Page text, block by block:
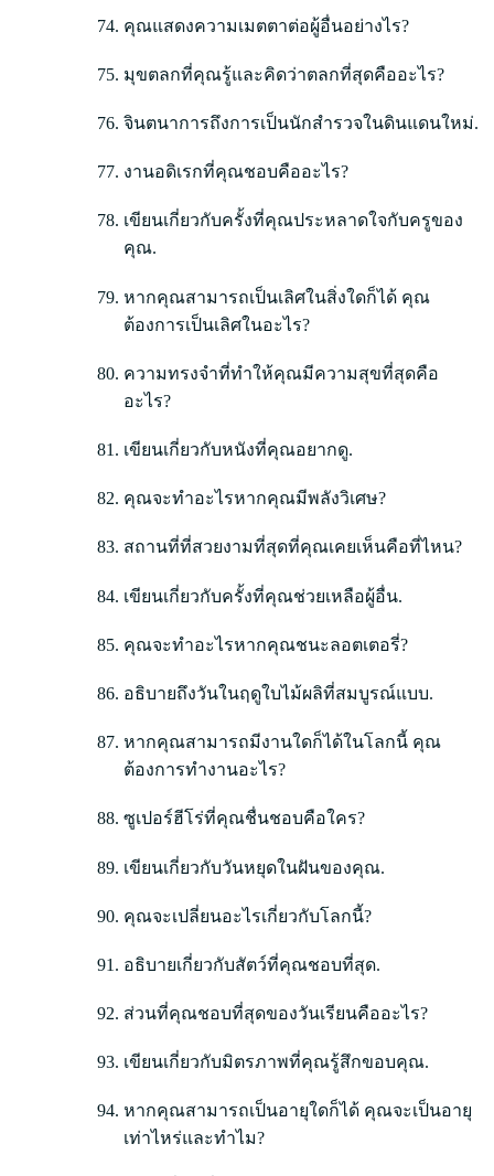
คุณแสดงความเมตตาต่อผู้อื่นอย่างไร?
มุขตลกที่คุณรู้และคิดว่าตลกที่สุดคืออะไร?
จินตนาการถึงการเป็นนักสำรวจในดินแดนใหม่.
งานอดิเรกที่คุณชอบคืออะไร?
เขียนเกี่ยวกับครั้งที่คุณประหลาดใจกับครูของ
คุณ.
หากคุณสามารถเป็นเลิศในสิ่งใดก็ได้ คุณ
ต้องการเป็นเลิศในอะไร?
ความทรงจำที่ทำให้คุณมีความสุขที่สุดคือ
อะไร?
เขียนเกี่ยวกับหนังที่คุณอยากดู.
คุณจะทำอะไรหากคุณมีพลังวิเศษ?
สถานที่ที่สวยงามที่สุดที่คุณเคยเห็นคือที่ไหน?
เขียนเกี่ยวกับครั้งที่คุณช่วยเหลือผู้อื่น.
คุณจะทำอะไรหากคุณชนะลอตเตอรี่?
อธิบายถึงวันในฤดูใบไม้ผลิที่สมบูรณ์แบบ.
หากคุณสามารถมีงานใดก็ได้ในโลกนี้ คุณ
ต้องการทำงานอะไร?
ซูเปอร์ฮีโร่ที่คุณชื่นชอบคือใคร?
เขียนเกี่ยวกับวันหยุดในฝันของคุณ.
คุณจะเปลี่ยนอะไรเกี่ยวกับโลกนี้?
อธิบายเกี่ยวกับสัตว์ที่คุณชอบที่สุด.
ส่วนที่คุณชอบที่สุดของวันเรียนคืออะไร?
เขียนเกี่ยวกับมิตรภาพที่คุณรู้สึกขอบคุณ.
หากคุณสามารถเป็นอายุใดก็ได้ คุณจะเป็นอายุ
เท่าไหร่และทำไม?